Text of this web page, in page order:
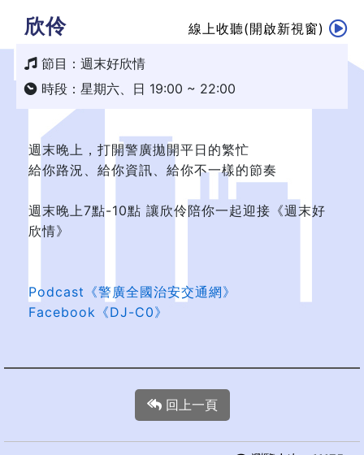
欣伶 線上收聽(開啟新視窗)
節目：週末好欣情
時段：星期六、日 19:00 ~ 22:00
週末晚上，打開警廣拋開平日的繁忙
給你路況、給你資訊、給你不一樣的節奏
週末晚上7點-10點 讓欣伶陪你一起迎接《週末好
欣情》
Podcast《警廣全國治安交通網》
Facebook《DJ-C0》
回上一頁